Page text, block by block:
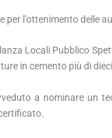
per l’ottenimento delle
Locali Pubblico
in cemento più di
a nominare un